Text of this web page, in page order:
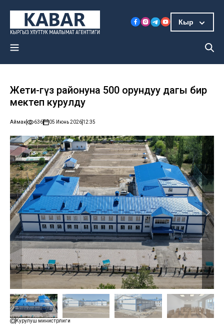
Кыр
Жети-Өгүз районуна 500 орундуу дагы бир
мектеп курулду
Аймак 636 05 Июнь 202612:35
Курулуш министрлиги